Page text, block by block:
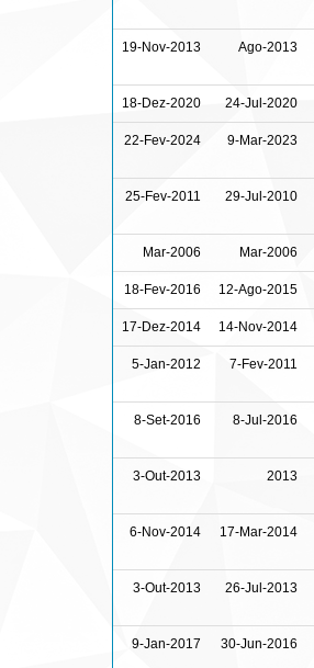
19-Nov-2013 Ago-2013
18-Dez-2020 24-Jul-2020
22-Fev-2024 9-Mar-2023
25-Fev-2011 29-Jul-2010
Mar-2006 Mar-2006
18-Fev-2016 12-Ago-2015
17-Dez-2014 14-Nov-2014
5-Jan-2012 7-Fev-2011
8-Set-2016 8-Jul-2016
3-Out-2013 2013
6-Nov-2014 17-Mar-2014
3-Out-2013 26-Jul-2013
9-Jan-2017 30-Jun-2016